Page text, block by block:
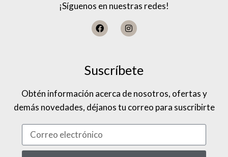
¡Síguenos en nuestras redes!
Suscríbete
Obtén información acerca de nosotros, ofertas y
demás novedades, déjanos tu correo para suscribirte